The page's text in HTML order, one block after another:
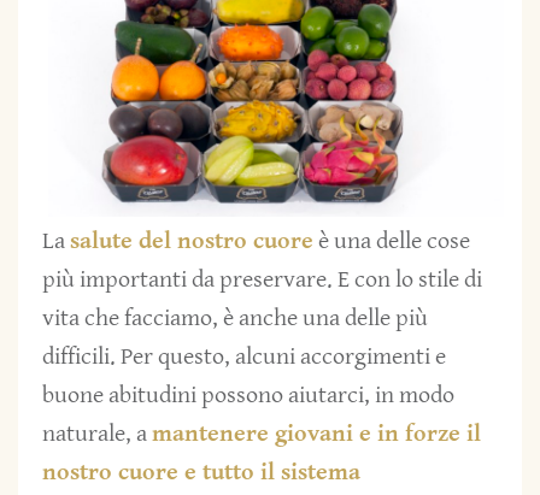
Lasalute del nostro cuore è una delle cose
più importanti da preservare. E con lo stile di
vita che facciamo, è anche una delle più
difficili. Per questo, alcuni accorgimenti e
buone abitudini possono aiutarci, in modo
naturale, amantenere giovani e in forze il
nostro cuore e tutto il sistema